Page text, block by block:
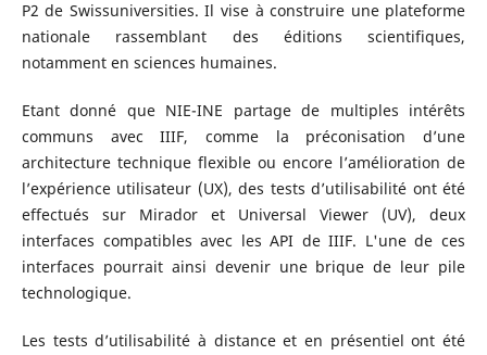
P2 de Swissuniversities. Il vise à construire une plateforme
nationale rassemblant des éditions scientifiques,
notamment en sciences humaines.
Etant donné que NIE-INE partage de multiples intérêts
communs avec IIIF, comme la préconisation d’une
architecture technique flexible ou encore l’amélioration de
l’expérience utilisateur (UX), des tests d’utilisabilité ont été
effectués sur Mirador et Universal Viewer (UV), deux
interfaces compatibles avec les API de IIIF. L'une de ces
interfaces pourrait ainsi devenir une brique de leur pile
technologique.
Les tests d’utilisabilité à distance et en présentiel ont été